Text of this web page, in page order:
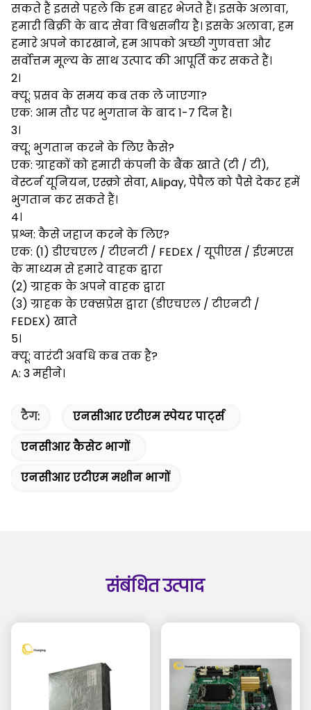
सकते हैं इससे पहले कि हम बाहर भेजते हैं। इसके अलावा,
हमारी बिक्री के बाद सेवा विश्वसनीय है। इसके अलावा, हम
हमारे अपने कारखाने, हम आपको अच्छी गुणवत्ता और
सर्वोत्तम मूल्य के साथ उत्पाद की आपूर्ति कर सकते हैं।
2।
क्यू: प्रसव के समय कब तक ले जाएगा?
एक: आम तौर पर भुगतान के बाद 1-7 दिन है।
3।
क्यू: भुगतान करने के लिए कैसे?
एक: ग्राहकों को हमारी कंपनी के बैंक खाते (टी / टी),
वेस्टर्न यूनियन, एस्क्रो सेवा, Alipay, पेपैल को पैसे देकर हमें
भुगतान कर सकते हैं।
4।
प्रश्न: कैसे जहाज करने के लिए?
एक: (1) डीएचएल / टीएनटी / FEDEX / यूपीएस / ईएमएस
के माध्यम से हमारे वाहक द्वारा
(2) ग्राहक के अपने वाहक द्वारा
(3) ग्राहक के एक्सप्रेस द्वारा (डीएचएल / टीएनटी /
FEDEX) खाते
5।
क्यू: वारंटी अवधि कब तक है?
A: 3 महीने।
टैग:
एनसीआर एटीएम स्पेयर पार्ट्स
एनसीआर कैसेट भागों
एनसीआर एटीएम मशीन भागों
संबंधित उत्पाद